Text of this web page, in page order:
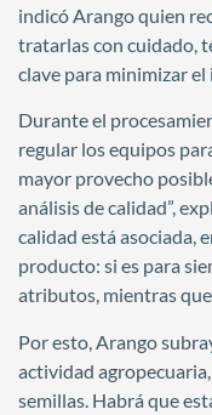
indicó Arango quien
tratarlas con cuidado,
clave para minimizar el
Durante el
regular los equipos
mayor provecho
análisis de calidad”,
calidad está asociada,
producto: si es para
atributos, mientras
Por esto, Arango
actividad
semillas. Habrá que